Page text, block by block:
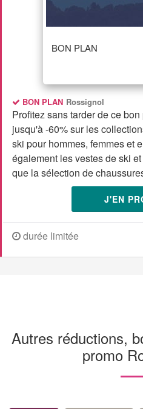
BON PLAN
BON PLAN Rossignol
Profitez sans tarder de ce
jusqu'à -60% sur les
ski pour hommes, femmes et
également les vestes de ski
que la sélection de
J'EN
durée limitée
Autres réductions,
promo